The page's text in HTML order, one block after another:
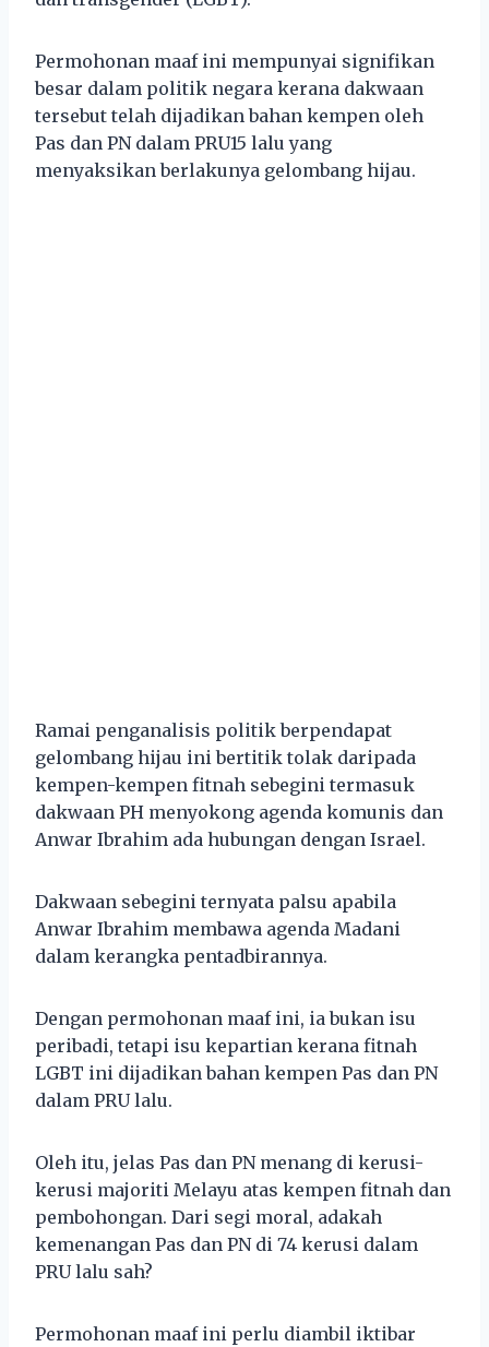
Permohonan maaf ini mempunyai signifikan
besar dalam politik negara kerana dakwaan
tersebut telah dijadikan bahan kempen oleh
Pas dan PN dalam PRU15 lalu yang
menyaksikan berlakunya gelombang hijau.
Ramai penganalisis politik berpendapat
gelombang hijau ini bertitik tolak daripada
kempen-kempen fitnah sebegini termasuk
dakwaan PH menyokong agenda komunis dan
Anwar Ibrahim ada hubungan dengan Israel.
Dakwaan sebegini ternyata palsu apabila
Anwar Ibrahim membawa agenda Madani
dalam kerangka pentadbirannya.
Dengan permohonan maaf ini, ia bukan isu
peribadi, tetapi isu kepartian kerana fitnah
LGBT ini dijadikan bahan kempen Pas dan PN
dalam PRU lalu.
Oleh itu, jelas Pas dan PN menang di kerusi-
kerusi majoriti Melayu atas kempen fitnah dan
pembohongan. Dari segi moral, adakah
kemenangan Pas dan PN di 74 kerusi dalam
PRU lalu sah?
Permohonan maaf ini perlu diambil iktibar